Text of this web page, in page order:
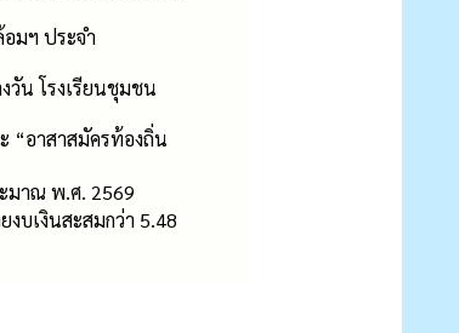
มฯ ประจำ
วัน โรงเรียนชุมชน
“อาสาสมัครท้องถิ่น
มาณ พ.ศ. 2569
บเงินสะสมกว่า 5.48